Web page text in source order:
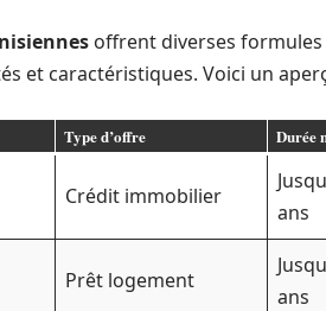
offrent diverses formules
et caractéristiques. Voici un
Type d’offre Durée
Crédit immobilier
ans
Prêt logement
ans